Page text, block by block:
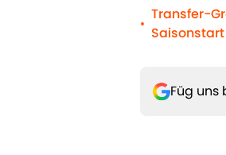
•
Transfer-
Saisonstart
Füg uns